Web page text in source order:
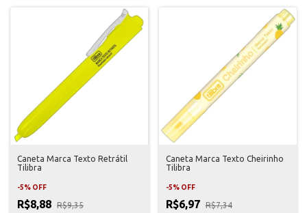
Caneta Marca Texto Retrátil
Tilibra
-5% OFF
R$8,88 R$9,35
Caneta Marca Texto Cheirinho
Tilibra
-5% OFF
R$6,97 R$7,34